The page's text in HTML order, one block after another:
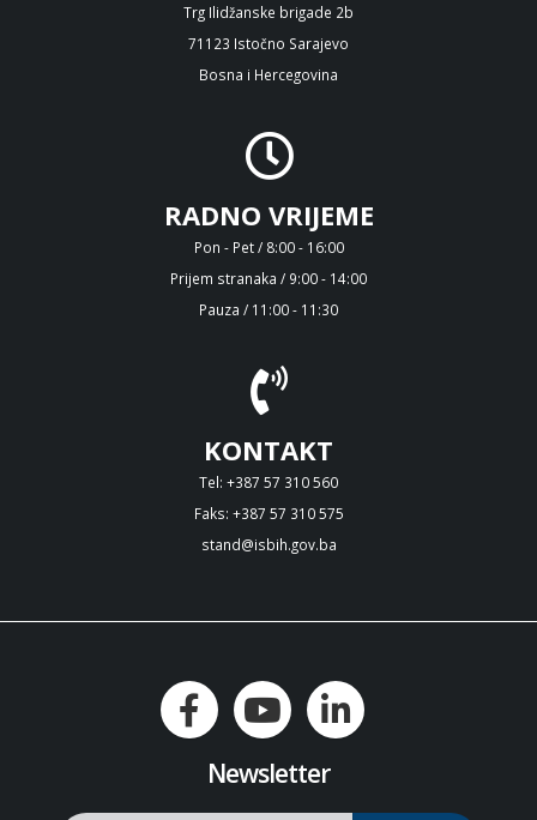
Trg Ilidžanske brigade 2b
71123 Istočno Sarajevo
Bosna i Hercegovina
RADNO VRIJEME
Pon - Pet / 8:00 - 16:00
Prijem stranaka / 9:00 - 14:00
Pauza / 11:00 - 11:30
KONTAKT
Tel: +387 57 310 560
Faks: +387 57 310 575
stand@isbih.gov.ba
Newsletter